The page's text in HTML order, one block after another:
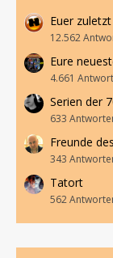
Euer
12.562
Eure
4.661
Serien der
633
Freunde
343
Tatort
562